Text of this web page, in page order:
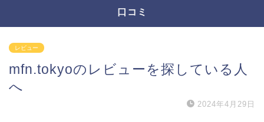
口コミ
レビュー
mfn.tokyoのレビューを探している人
へ
2024年4月29日